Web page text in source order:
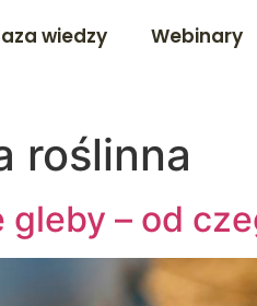
wiedzy Webinary
roślinna
– od